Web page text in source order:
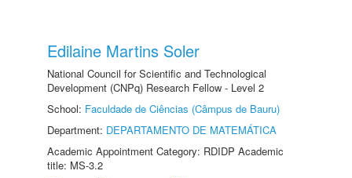
Edilaine Martins Soler
National Council for Scientific and Technological
Development (CNPq) Research Fellow - Level 2
School: Faculdade de Ciências (Câmpus de Bauru)
Department: DEPARTAMENTO DE MATEMÁTICA
Academic Appointment Category: RDIDP Academic
title: MS-3.2